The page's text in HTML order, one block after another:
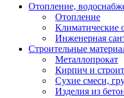
Отопление,
Отопление
Климатические
Инженерная
Строительные
Металлопрокат
Кирпич и
Сухие смеси,
Изделия из